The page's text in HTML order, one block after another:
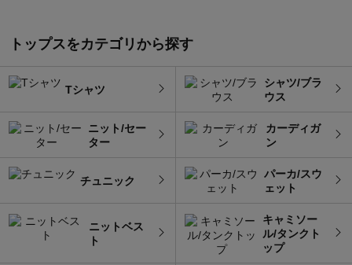
トップスをカテゴリから探す
Tシャツ
シャツ/ブラ
ウス
ニット/セー
ター
カーディガ
ン
チュニック
パーカ/スウ
ェット
ニットベス
ト
キャミソー
ル/タンクト
ップ